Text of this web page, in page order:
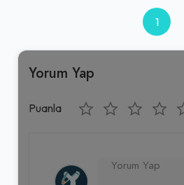
1
Yorum Yap
Puanla